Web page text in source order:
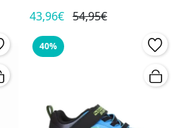
43,96€ 54,95€
40%